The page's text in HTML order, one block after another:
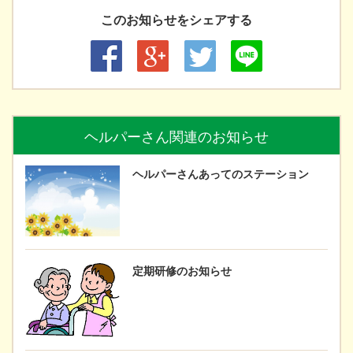
このお知らせをシェアする
ヘルパーさん関連のお知らせ
ヘルパーさんあってのステーション
定期研修のお知らせ